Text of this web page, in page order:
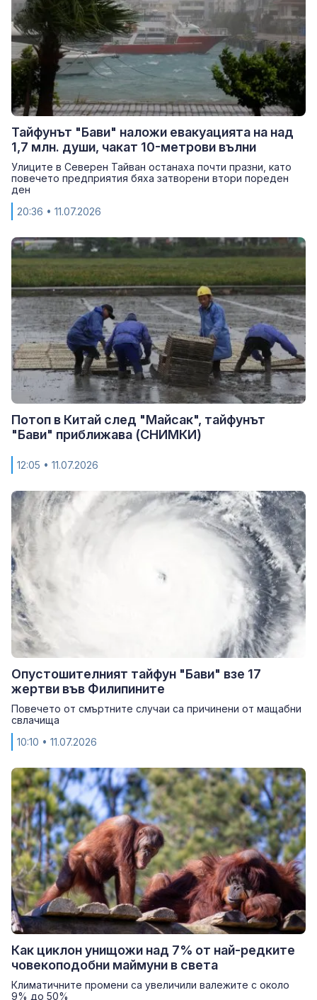
Тайфунът "Бави" наложи евакуацията на над
1,7 млн. души, чакат 10-метрови вълни
Улиците в Северен Тайван останаха почти празни, като
повечето предприятия бяха затворени втори пореден
ден
20:36 • 11.07.2026
Потоп в Китай след "Майсак", тайфунът
"Бави" приближава (СНИМКИ)
12:05 • 11.07.2026
Опустошителният тайфун "Бави" взе 17
жертви във Филипините
Повечето от смъртните случаи са причинени от мащабни
свлачища
10:10 • 11.07.2026
Как циклон унищожи над 7% от най-редките
човекоподобни маймуни в света
Климатичните промени са увеличили валежите с около
9% до 50%